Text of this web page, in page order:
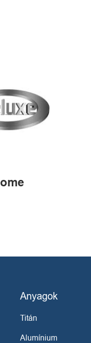
Anyagok
Titán
Alumínium